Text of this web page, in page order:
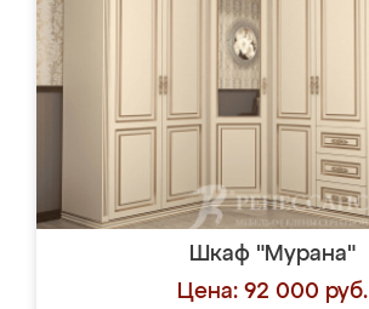
Шкаф "Мурана"
Цена: 92 000 руб.